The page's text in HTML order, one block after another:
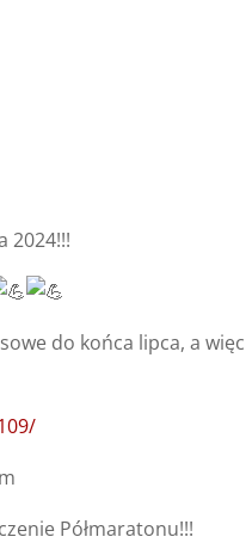
2024!!!
do końca lipca, a
Półmaratonu!!!